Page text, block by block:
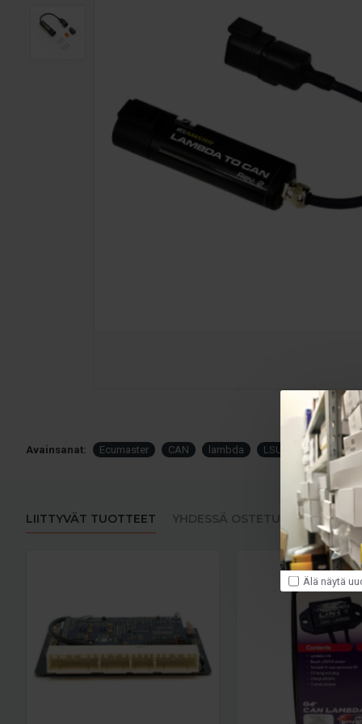
Älä näytä
Avainsanat: Ecumaster CAN lambda LSU4.9
LIITTYVÄT TUOTTEET YHDESSÄ OSTETUT